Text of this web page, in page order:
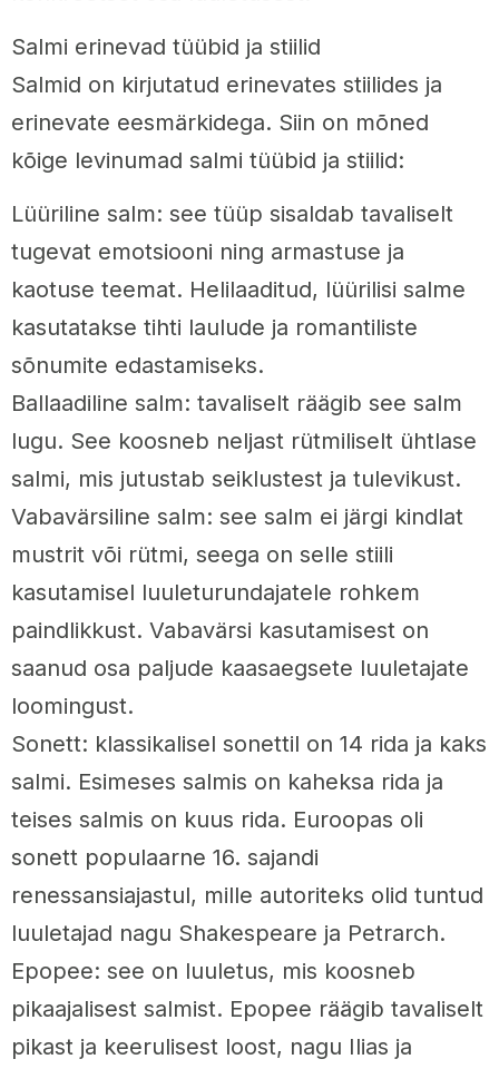
Salmi erinevad tüübid ja stiilid
Salmid on kirjutatud erinevates stiilides ja
erinevate eesmärkidega. Siin on mõned
kõige levinumad salmi tüübid ja stiilid:
Lüüriline salm: see tüüp sisaldab tavaliselt
tugevat emotsiooni ning armastuse ja
kaotuse teemat. Helilaaditud, lüürilisi salme
kasutatakse tihti laulude ja romantiliste
sõnumite edastamiseks.
Ballaadiline salm: tavaliselt räägib see salm
lugu. See koosneb neljast rütmiliselt ühtlase
salmi, mis jutustab seiklustest ja tulevikust.
Vabavärsiline salm: see salm ei järgi kindlat
mustrit või rütmi, seega on selle stiili
kasutamisel luuleturundajatele rohkem
paindlikkust. Vabavärsi kasutamisest on
saanud osa paljude kaasaegsete luuletajate
loomingust.
Sonett: klassikalisel sonettil on 14 rida ja kaks
salmi. Esimeses salmis on kaheksa rida ja
teises salmis on kuus rida. Euroopas oli
sonett populaarne 16. sajandi
renessansiajastul, mille autoriteks olid tuntud
luuletajad nagu Shakespeare ja Petrarch.
Epopee: see on luuletus, mis koosneb
pikaajalisest salmist. Epopee räägib tavaliselt
pikast ja keerulisest loost, nagu Ilias ja